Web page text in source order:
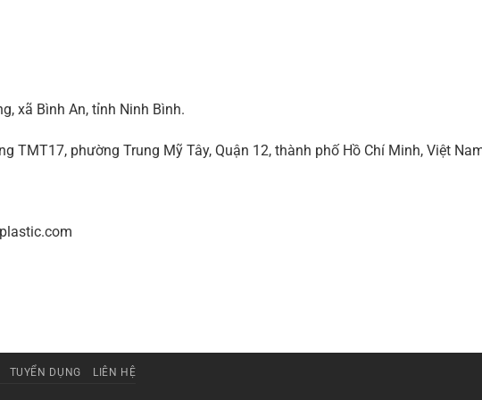
xã Bình An, tỉnh Ninh Bình.
TMT17, phường Trung Mỹ Tây, Quận 12, thành phố Hồ Chí Minh, Việt
TUYỂN DỤNG LIÊN HỆ